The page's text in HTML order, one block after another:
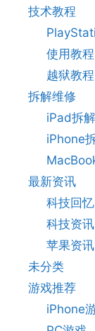
技术教程
使用教程
越狱教程
拆解维修
iPad拆
iPhone
最新资讯
科技回忆
科技资讯
苹果资讯
未分类
游戏推荐
iPhone